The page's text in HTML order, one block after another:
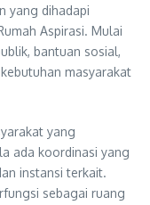
yang dihadapi
Aspirasi. Mulai
bantuan sosial,
masyarakat
yang
ada koordinasi yang
instansi terkait.
sebagai ruang